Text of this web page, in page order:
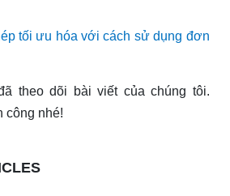
tối ưu hóa với cách sử dụng đơn
theo dõi bài viết của chúng tôi.
công nhé!